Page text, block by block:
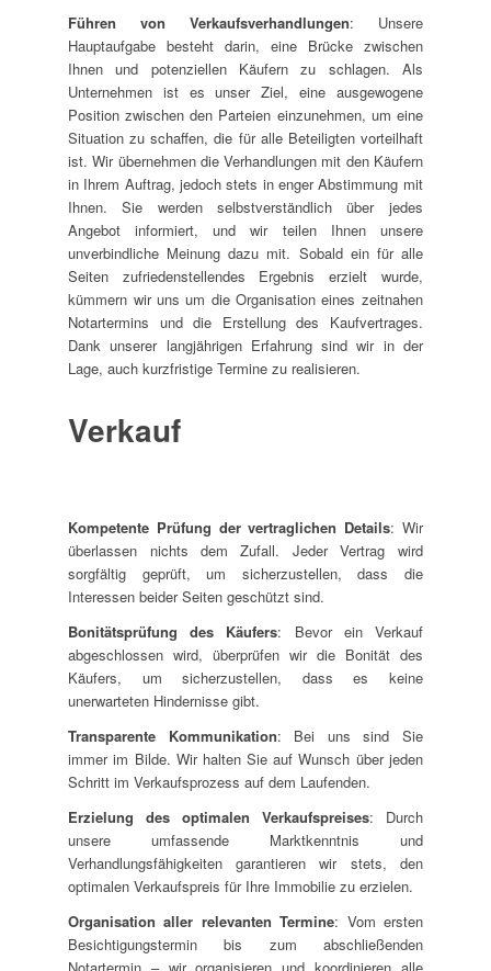
Führen von Verkaufsverhandlungen: Unsere
Hauptaufgabe besteht darin, eine Brücke zwischen
Ihnen und potenziellen Käufern zu schlagen. Als
Unternehmen ist es unser Ziel, eine ausgewogene
Position zwischen den Parteien einzunehmen, um eine
Situation zu schaffen, die für alle Beteiligten vorteilhaft
ist. Wir übernehmen die Verhandlungen mit den Käufern
in Ihrem Auftrag, jedoch stets in enger Abstimmung mit
Ihnen. Sie werden selbstverständlich über jedes
Angebot informiert, und wir teilen Ihnen unsere
unverbindliche Meinung dazu mit. Sobald ein für alle
Seiten zufriedenstellendes Ergebnis erzielt wurde,
kümmern wir uns um die Organisation eines zeitnahen
Notartermins und die Erstellung des Kaufvertrages.
Dank unserer langjährigen Erfahrung sind wir in der
Lage, auch kurzfristige Termine zu realisieren.
Verkauf
Kompetente Prüfung der vertraglichen Details: Wir
überlassen nichts dem Zufall. Jeder Vertrag wird
sorgfältig geprüft, um sicherzustellen, dass die
Interessen beider Seiten geschützt sind.
Bonitätsprüfung des Käufers: Bevor ein Verkauf
abgeschlossen wird, überprüfen wir die Bonität des
Käufers, um sicherzustellen, dass es keine
unerwarteten Hindernisse gibt.
Transparente Kommunikation: Bei uns sind Sie
immer im Bilde. Wir halten Sie auf Wunsch über jeden
Schritt im Verkaufsprozess auf dem Laufenden.
Erzielung des optimalen Verkaufspreises: Durch
unsere umfassende Marktkenntnis und
Verhandlungsfähigkeiten garantieren wir stets, den
optimalen Verkaufspreis für Ihre Immobilie zu erzielen.
Organisation aller relevanten Termine: Vom ersten
Besichtigungstermin bis zum abschließenden